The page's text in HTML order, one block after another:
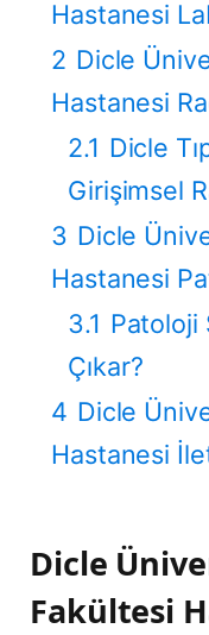
Hastanesi
2 Dicle
Hastanesi
2.1 Dicle
Girişimsel
3 Dicle
Hastanesi
3.1 Patoloji
Çıkar?
4 Dicle
Hastanesi
Dicle
Fakültesi